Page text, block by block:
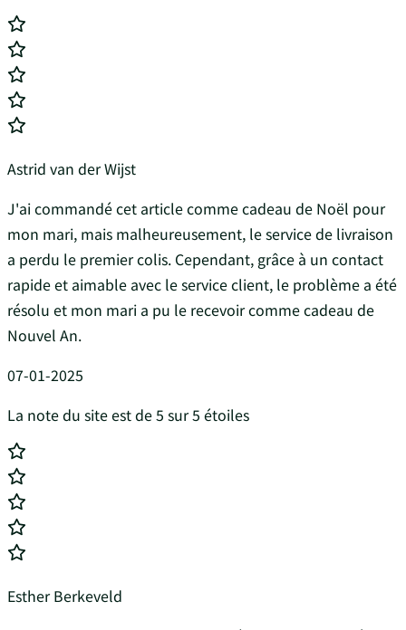
Astrid van der Wijst
J'ai commandé cet article comme cadeau de Noël pour
mon mari, mais malheureusement, le service de livraison
a perdu le premier colis. Cependant, grâce à un contact
rapide et aimable avec le service client, le problème a été
résolu et mon mari a pu le recevoir comme cadeau de
Nouvel An.
07-01-2025
La note du site est de 5 sur 5 étoiles
Esther Berkeveld